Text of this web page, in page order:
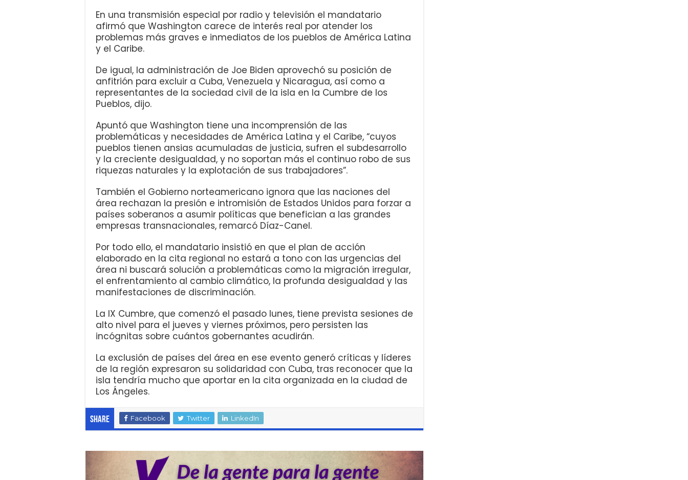
En una transmisión especial por radio y televisión el mandatario
afirmó que Washington carece de interés real por atender los
problemas más graves e inmediatos de los pueblos de América Latina
y el Caribe.
De igual, la administración de Joe Biden aprovechó su posición de
anfitrión para excluir a Cuba, Venezuela y Nicaragua, así como a
representantes de la sociedad civil de la isla en la Cumbre de los
Pueblos, dijo.
Apuntó que Washington tiene una incomprensión de las
problemáticas y necesidades de América Latina y el Caribe, “cuyos
pueblos tienen ansias acumuladas de justicia, sufren el subdesarrollo
y la creciente desigualdad, y no soportan más el continuo robo de sus
riquezas naturales y la explotación de sus trabajadores”.
También el Gobierno norteamericano ignora que las naciones del
área rechazan la presión e intromisión de Estados Unidos para forzar a
países soberanos a asumir políticas que benefician a las grandes
empresas transnacionales, remarcó Díaz-Canel.
Por todo ello, el mandatario insistió en que el plan de acción
elaborado en la cita regional no estará a tono con las urgencias del
área ni buscará solución a problemáticas como la migración irregular,
el enfrentamiento al cambio climático, la profunda desigualdad y las
manifestaciones de discriminación.
La IX Cumbre, que comenzó el pasado lunes, tiene prevista sesiones de
alto nivel para el jueves y viernes próximos, pero persisten las
incógnitas sobre cuántos gobernantes acudirán.
La exclusión de países del área en ese evento generó críticas y líderes
de la región expresaron su solidaridad con Cuba, tras reconocer que la
isla tendría mucho que aportar en la cita organizada en la ciudad de
Los Ángeles.
Share Facebook Twitter LinkedIn